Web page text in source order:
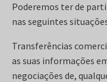
Poderemos ter de
nas seguintes
Transferências
as suas informações
negociações de,